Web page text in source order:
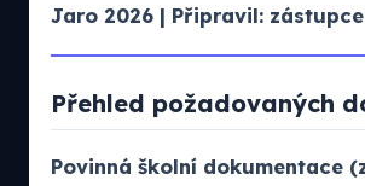
Jaro 2026 | Připravil:
Přehled požadovaných
Povinná školní dokumentace